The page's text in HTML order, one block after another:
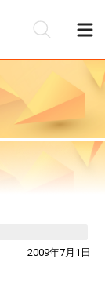
2009年7月1日